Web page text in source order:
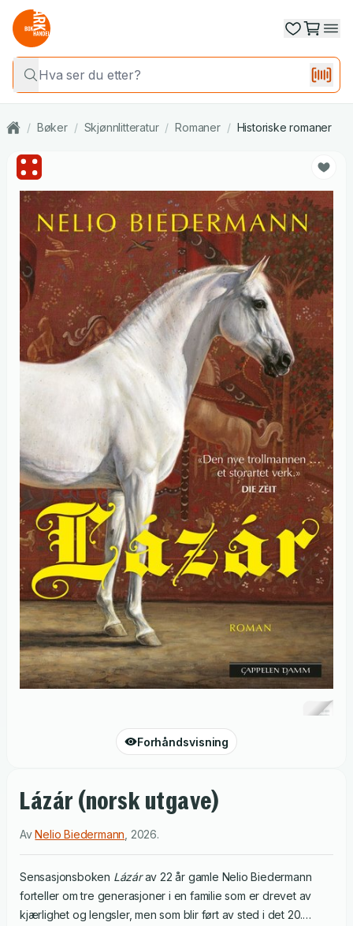
/ Bøker / Skjønnlitteratur / Romaner / Historiske romaner
Forhåndsvisning
Lázár (norsk utgave)
AvNelio Biedermann 2026.
Sensasjonsboken Lázárav 22 år gamle Nelio Biedermann
forteller om tre generasjoner i en familie som er drevet av
kjærlighet og lengsler, men som blir ført av sted i det 20.